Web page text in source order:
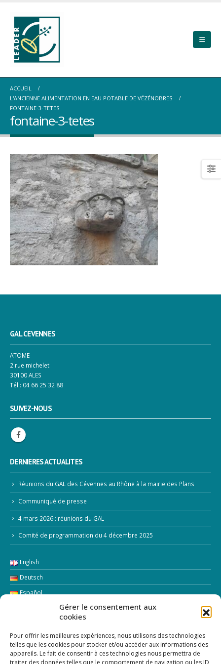
Gérer le consentement aux
cookies
Pour offrir les meilleures expériences, nous utilisons des technologies
telles que les cookies pour stocker et/ou accéder aux informations des
appareils. Le fait de consentir à ces technologies nous permettra de
traiter des données telles que le comportement de navigation ou les ID
ACCUEIL
L'ANCIENNE ALIMENTATION EN EAU POTABLE DE VÉZÉNOBRES
FONTAINE-3-TETES
fontaine-3-tetes
GAL CEVENNES
ATOME
2 rue michelet
30100 ALES
Tél.: 04 66 25 32 88
SUIVEZ-NOUS
DERNIERES ACTUALITES
Réunions du GAL des Cévennes au Rhône à la mairie des Plans
Communiqué de presse
4 mars 2026 : réunions du GAL
Comité de programmation du 4 décembre 2025
English
Deutsch
Español
LETTRE D’INFORMATION
Addresse Email: